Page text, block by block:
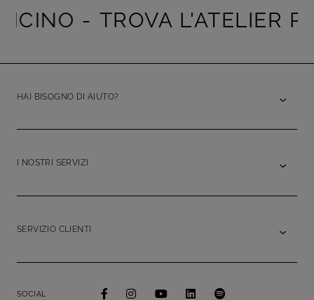
- TROVA L'ATELIER PIÙ
HAI BISOGNO DI AIUTO?
I NOSTRI SERVIZI
SERVIZIO CLIENTI
SOCIAL